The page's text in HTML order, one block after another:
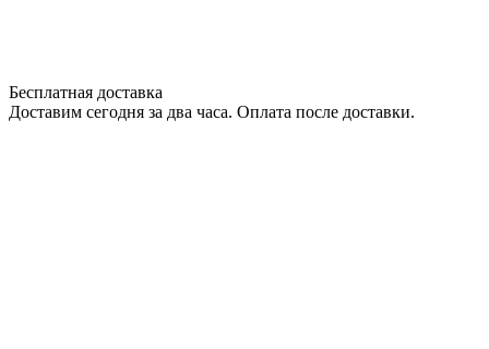
Бесплатная доставка
Доставим сегодня за два часа. Оплата после доставки.